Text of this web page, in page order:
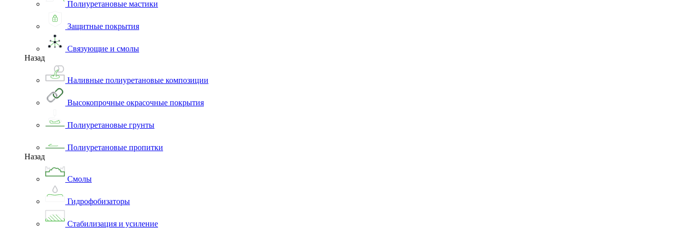
Полиуретановые мастики
Защитные покрытия
Связующие и смолы
Назад
Наливные полиуретановые композиции
Высокопрочные окрасочные покрытия
Полиуретановые грунты
Полиуретановые пропитки
Назад
Смолы
Гидрофобизаторы
Стабилизация и усиление